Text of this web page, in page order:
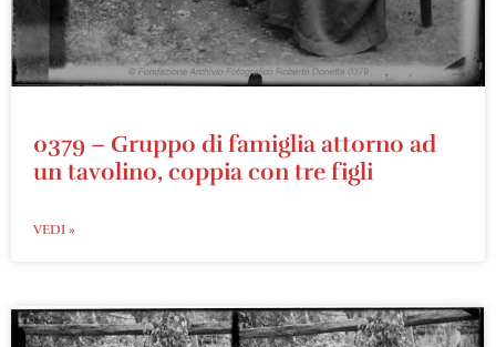
0379 – Gruppo di famiglia attorno ad
un tavolino, coppia con tre figli
VEDI »